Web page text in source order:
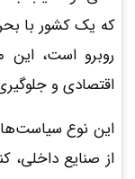
که یک کشور با
روبرو است،
اقتصادی و
این نوع سیاست‌ها
از صنایع داخلی،